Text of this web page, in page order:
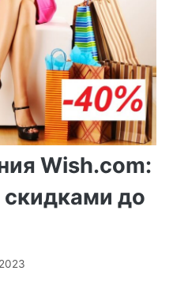
Wish.com:
скидками до